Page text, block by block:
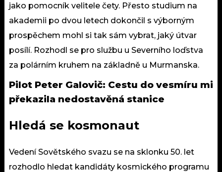
jako pomocník velitele čety. Přesto studium na
akademii po dvou letech dokončil s výborným
prospěchem mohl si tak sám vybrat, jaký útvar
posílí. Rozhodl se pro službu u Severního loďstva
za polárním kruhem na základně u Murmanska.
Pilot Peter Galovič: Cestu do vesmíru mi
překazila nedostavěná stanice
Hledá se kosmonaut
Vedení Sovětského svazu se na sklonku 50. let
rozhodlo hledat kandidáty kosmického programu